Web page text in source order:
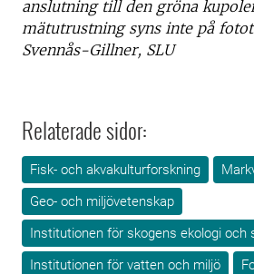
anslutning till den gröna
mätutrustning syns inte på
Svennås-Gillner, SLU
Relaterade sidor:
Fisk- och akvakulturforskning
Geo- och miljövetenskap
Institutionen för skogens ekologi och
Institutionen för vatten och miljö